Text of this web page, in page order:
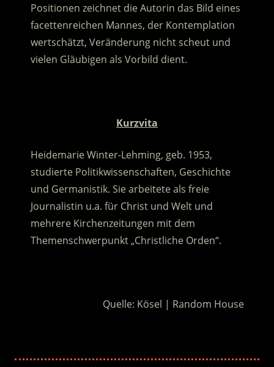
Positionen zeichnet die Autorin das Bild eines
facettenreichen Mannes, der Kontemplation
wertschätzt, Veränderung nicht scheut und
vielen Gläubigen als Vorbild dient.
Kurzvita
Heidemarie Winter-Lehming, geb. 1953,
studierte Politikwissenschaften, Geschichte
und Germanistik. Sie arbeitete als freie
Journalistin u.a. für Christ und Welt und
mehrere Kirchenzeitungen mit dem
Themenschwerpunkt „Christliche Orden“.
Quelle: Kösel | Random House